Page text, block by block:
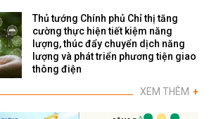
Thủ tướng Chính phủ Chỉ thị tăng
cường thực hiện tiết kiệm năng
lượng, thúc đẩy chuyển dịch năng
lượng và phát triển phương tiện giao
thông điện
XEM THÊM +